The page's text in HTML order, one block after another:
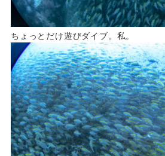
ちょっとだけ遊びダイブ。私。